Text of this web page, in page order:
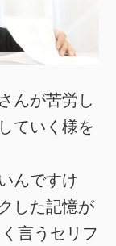
んが苦労し
ていく様を
んですけ
した記憶が
言うセリフ